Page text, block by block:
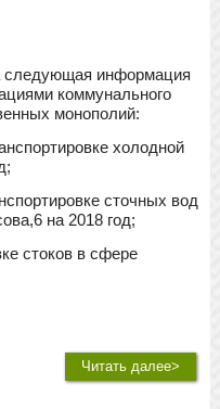
следующая информация
коммунального
монополий:
холодной
сточных вод
на 2018 год;
стоков в сфере
Читать далее>